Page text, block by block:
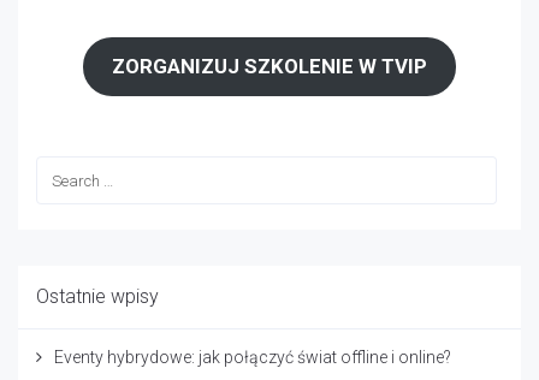
ZORGANIZUJ SZKOLENIE W TVIP
Ostatnie wpisy
Eventy hybrydowe: jak połączyć świat offline i online?